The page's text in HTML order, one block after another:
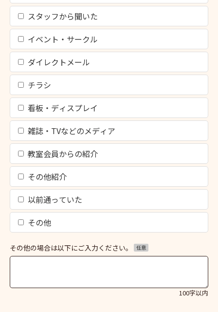
スタッフから聞いた
イベント・サークル
ダイレクトメール
チラシ
看板・ディスプレイ
雑誌・TVなどのメディア
教室会員からの紹介
その他紹介
以前通っていた
その他
その他の場合は以下にご入力ください。 任意
100字以内